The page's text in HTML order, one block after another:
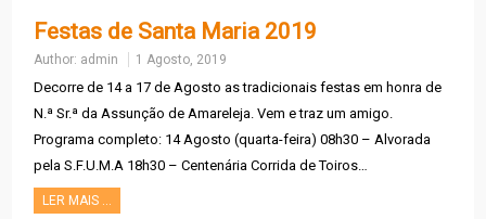
Festas de Santa Maria 2019
Author: admin 1 Agosto, 2019
Decorre de 14 a 17 de Agosto as tradicionais festas em honra de
N.ª Sr.ª da Assunção de Amareleja. Vem e traz um amigo.
Programa completo: 14 Agosto (quarta-feira) 08h30 – Alvorada
pela S.F.U.M.A 18h30 – Centenária Corrida de Toiros…
LER MAIS …